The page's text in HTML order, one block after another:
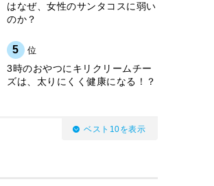
はなぜ、女性のサンタコスに弱い
のか？
5 位
3時のおやつにキリクリームチー
ズは、太りにくく健康になる！？
ベスト10を表示